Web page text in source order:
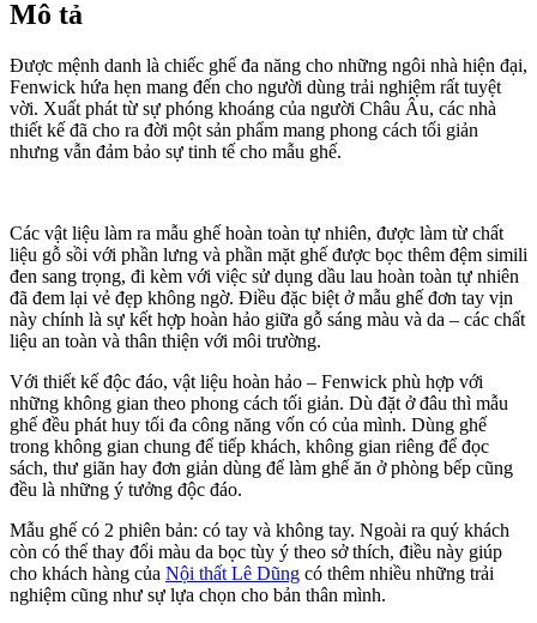
Mô tả
Được mệnh danh là chiếc ghế đa năng cho những ngôi nhà hiện đại,
Fenwick hứa hẹn mang đến cho người dùng trải nghiệm rất tuyệt
vời. Xuất phát từ sự phóng khoáng của người Châu Âu, các nhà
thiết kế đã cho ra đời một sản phẩm mang phong cách tối giản
nhưng vẫn đảm bảo sự tinh tế cho mẫu ghế.
Các vật liệu làm ra mẫu ghế hoàn toàn tự nhiên, được làm từ chất
liệu gỗ sồi với phần lưng và phần mặt ghế được bọc thêm đệm simili
đen sang trọng, đi kèm với việc sử dụng dầu lau hoàn toàn tự nhiên
đã đem lại vẻ đẹp không ngờ. Điều đặc biệt ở mẫu ghế đơn tay vịn
này chính là sự kết hợp hoàn hảo giữa gỗ sáng màu và da – các chất
liệu an toàn và thân thiện với môi trường.
Với thiết kế độc đáo, vật liệu hoàn hảo – Fenwick phù hợp với
những không gian theo phong cách tối giản. Dù đặt ở đâu thì mẫu
ghế đều phát huy tối đa công năng vốn có của mình. Dùng ghế
trong không gian chung để tiếp khách, không gian riêng để đọc
sách, thư giãn hay đơn giản dùng để làm ghế ăn ở phòng bếp cũng
đều là những ý tưởng độc đáo.
Mẫu ghế có 2 phiên bản: có tay và không tay. Ngoài ra quý khách
còn có thể thay đổi màu da bọc tùy ý theo sở thích, điều này giúp
cho khách hàng của Nội thất Lê Dũng có thêm nhiều những trải
nghiệm cũng như sự lựa chọn cho bản thân mình.